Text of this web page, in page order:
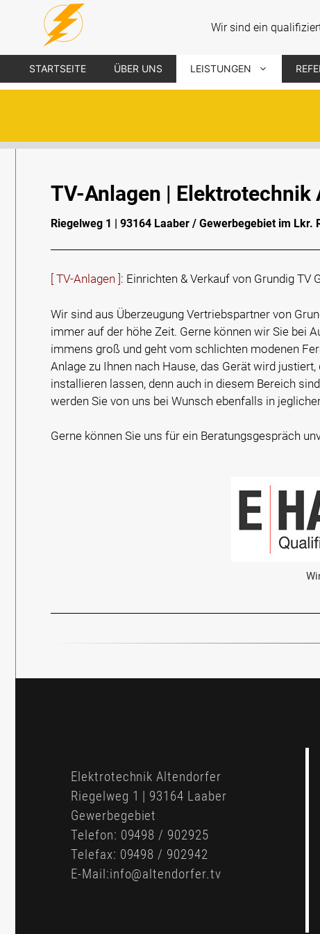
Wir sind ein
STARTSEITE ÜBER UNS LEISTUNGEN
TV-Anlagen |
Riegelweg 1 | 93164 Laaber / Gewerbegebiet im Lkr.
[ TV-Anlagen ] : Einrichten & Verkauf von Grundig TV
Wir sind aus Überzeugung Vertriebspartner von
immer auf der höhe Zeit. Gerne können wir Sie bei
immens groß und geht vom schlichten modenen
Anlage zu Ihnen nach Hause, das Gerät wird
installieren lassen, denn auch in diesem Bereich
werden Sie von uns bei Wunsch ebenfalls in
Gerne können Sie uns für ein Beratungsgespräch
Elektrotechnik Altendorfer
Riegelweg 1 | 93164 Laaber
Gewerbegebiet
Telefon: 09498 / 902925
Telefax: 09498 / 902942
E-Mail:info@altendorfer.tv